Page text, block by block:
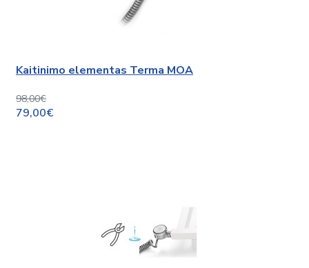
Kaitinimo elementas Terma MOA
98,00€
79,00€